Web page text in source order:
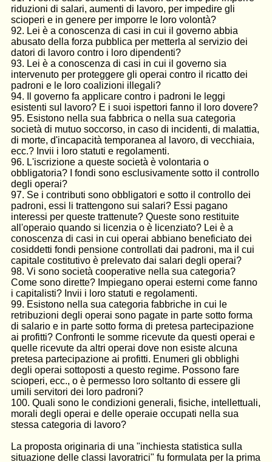
riduzioni di salari, aumenti di lavoro, per impedire gli
scioperi e in genere per imporre le loro volontà?
92. Lei è a conoscenza di casi in cui il governo abbia
abusato della forza pubblica per metterla al servizio dei
datori di lavoro contro i loro dipendenti?
93. Lei è a conoscenza di casi in cui il governo sia
intervenuto per proteggere gli operai contro il ricatto dei
padroni e le loro coalizioni illegali?
94. Il governo fa applicare contro i padroni le leggi
esistenti sul lavoro? E i suoi ispettori fanno il loro dovere?
95. Esistono nella sua fabbrica o nella sua categoria
società di mutuo soccorso, in caso di inci­denti, di malattia,
di morte, d'incapacità temporanea al lavoro, di vecchiaia,
ecc.? Invii i loro statuti e regolamenti.
96. L'iscrizione a queste società è volontaria o
obbligatoria? I fondi sono esclusivamente sotto il controllo
degli operai?
97. Se i contributi sono obbligatori e sotto il controllo dei
padroni, essi li trattengono sui salari? Essi pagano
interessi per queste trattenute? Queste sono restituite
all'operaio quando si licenzia o è licenziato? Lei è a
conoscenza di casi in cui operai abbiano beneficiato dei
cosiddetti fondi pensione controllati dai padroni, ma il cui
capitale costitutivo è prelevato dai salari degli operai?
98. Vi sono società cooperative nella sua categoria?
Come sono dirette? Impiegano operai esterni come fanno
i capitalisti? Invii i loro statuti e regolamenti.
99. Esistono nella sua categoria fabbriche in cui le
retribuzioni degli operai sono pagate in parte sotto forma
di salario e in parte sotto forma di pretesa partecipazione
ai profitti? Con­fronti le somme ricevute da questi operai e
quelle ricevute da altri operai dove non esiste alcuna
pretesa partecipazione ai profitti. Enumeri gli obblighi
degli operai sottoposti a questo regime. Possono fare
scioperi, ecc., o è permesso loro soltanto di essere gli
umili servitori dei loro padroni?
100. Quali sono le condizioni generali, fisiche, intellettuali,
morali degli operai e delle operaie occupati nella sua
stessa categoria di lavoro?
La proposta originaria di una "inchiesta statistica sulla
situazione delle classi lavoratrici" fu formulata per la prima